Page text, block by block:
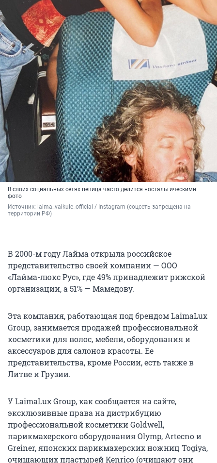
В своих социальных сетях певица часто делится ностальгическими
фото
Источник: laima_vaikule_official / Instagram (соцсеть запрещена на
территории РФ)
В 2000-м году Лайма открыла российское
представительство своей компании — ООО
«Лайма-люкс Рус», где 49% принадлежит рижской
организации, а 51% — Мамедову.
Эта компания, работающая под брендом LaimaLux
Group, занимается продажей профессиональной
косметики для волос, мебели, оборудования и
аксессуаров для салонов красоты. Ее
представительства, кроме России, есть также в
Литве и Грузии.
У LaimaLux Group, как сообщается на сайте,
эксклюзивные права на дистрибуцию
профессиональной косметики Goldwell,
парикмахерского оборудования Olymp, Artecno и
Greiner, японских парикмахерских ножниц Togiya,
очищающих пластырей Kenrico (очищают они